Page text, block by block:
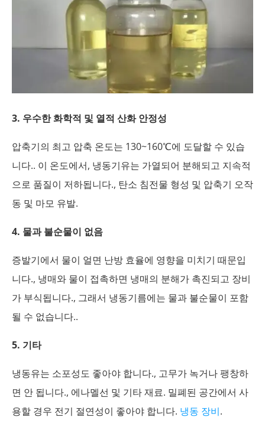
3. 우수한 화학적 및 열적 산화 안정성
압축기의 최고 압축 온도는 130~160℃에 도달할 수 있습
니다.. 이 온도에서, 냉동기유는 가열되어 분해되고 지속적
으로 품질이 저하됩니다., 탄소 침전물 형성 및 압축기 오작
동 및 마모 유발.
4. 물과 불순물이 없음
증발기에서 물이 얼면 난방 효율에 영향을 미치기 때문입
니다., 냉매와 물이 접촉하면 냉매의 분해가 촉진되고 장비
가 부식됩니다., 그래서 냉동기름에는 물과 불순물이 포함
될 수 없습니다..
5. 기타
냉동유는 소포성도 좋아야 합니다., 고무가 녹거나 팽창하
면 안 됩니다., 에나멜선 및 기타 재료. 밀폐된 공간에서 사
용할 경우 전기 절연성이 좋아야 합니다. 냉동 장비.